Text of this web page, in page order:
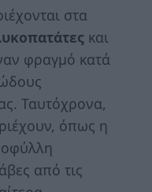
στα
και
φραγμό κατά
Ταυτόχρονα,
όπως η
από τις